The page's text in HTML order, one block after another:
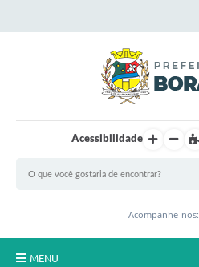
Acessibilidade
Acompanhe-nos:
MENU